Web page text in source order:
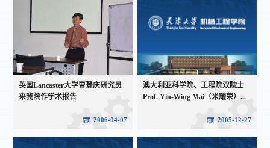
英国Lancaster大学曹登庆研究员
来我院作学术报告
2006-04-07
澳大利亚科学院、工程院双院士
Prof. Yiu-Wing Mai（米耀荣）...
2005-12-27